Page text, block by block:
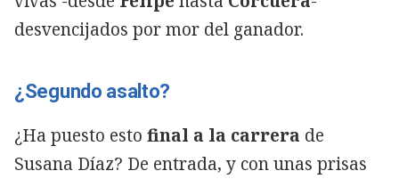
desvencijados por mor del ganador.
¿Segundo asalto?
¿Ha puesto esto final a la carrera de
Susana Díaz? De entrada, y con unas prisas